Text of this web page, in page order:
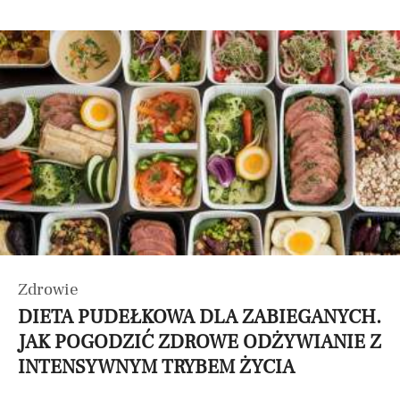
Zdrowie
DIETA PUDEŁKOWA DLA ZABIEGANYCH.
JAK POGODZIĆ ZDROWE ODŻYWIANIE Z
INTENSYWNYM TRYBEM ŻYCIA